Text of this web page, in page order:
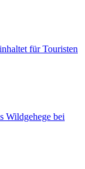
für Touristen
Wildgehege bei